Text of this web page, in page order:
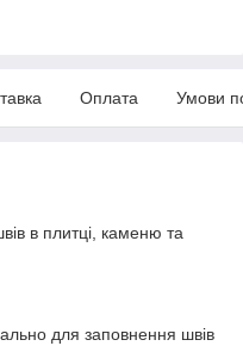
Оплата Умови
в плитці, каменю та
для заповнення швів